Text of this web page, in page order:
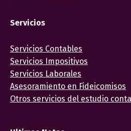
Servicios
Servicios Contables
Servicios Impositivos
Servicios Laborales
Asesoramiento en Fideicomisos
Otros servicios del estudio